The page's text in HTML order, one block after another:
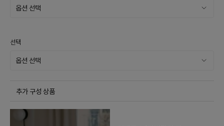
선택
추가 구성 상품